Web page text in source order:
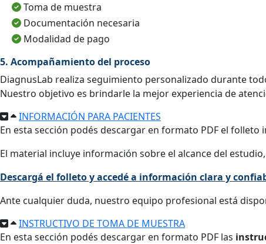
Toma de muestra
Documentación necesaria
Modalidad de pago
5. Acompañamiento del proceso
DiagnusLab realiza seguimiento personalizado durante
Nuestro objetivo es brindarle la mejor experiencia de
INFORMACIÓN PARA PACIENTES
En esta sección podés descargar en formato PDF el
El material incluye información sobre el alcance del
Descargá el folleto y accedé a información clara y
Ante cualquier duda, nuestro equipo profesional está
INSTRUCTIVO DE TOMA DE MUESTRA
En esta sección podés descargar en formato PDF las